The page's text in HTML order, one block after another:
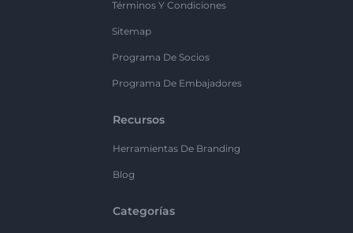
Términos Y Condiciones
Sitemap
Programa De Socios
Programa De Embajadores
Recursos
Herramientas De Branding
Blog
Categorías